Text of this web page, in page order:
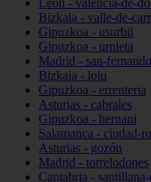
León - valencia-de-
Bizkaia - valle-de-
Gipuzkoa - usurbil
Gipuzkoa - urnieta
Madrid - san-
Bizkaia - loiu
Gipuzkoa - errenteria
Asturias - cabrales
Gipuzkoa - hernani
Salamanca - ciudad-
Asturias - gozón
Madrid - torrelodones
Cantabria -